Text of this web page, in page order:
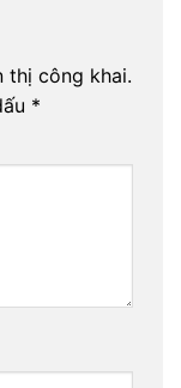
thị công khai.
*